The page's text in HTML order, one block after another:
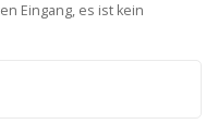
Eingang, es ist kein